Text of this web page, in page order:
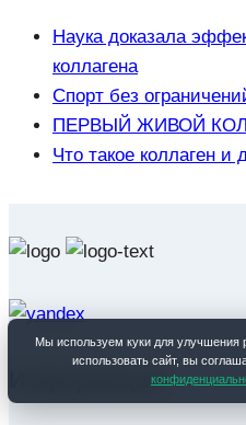
Наука доказала
коллагена
Спорт без
ПЕРВЫЙ ЖИВОЙ
Что такое коллаген и
Информация
Мы используем куки для улучшения
использовать сайт, вы